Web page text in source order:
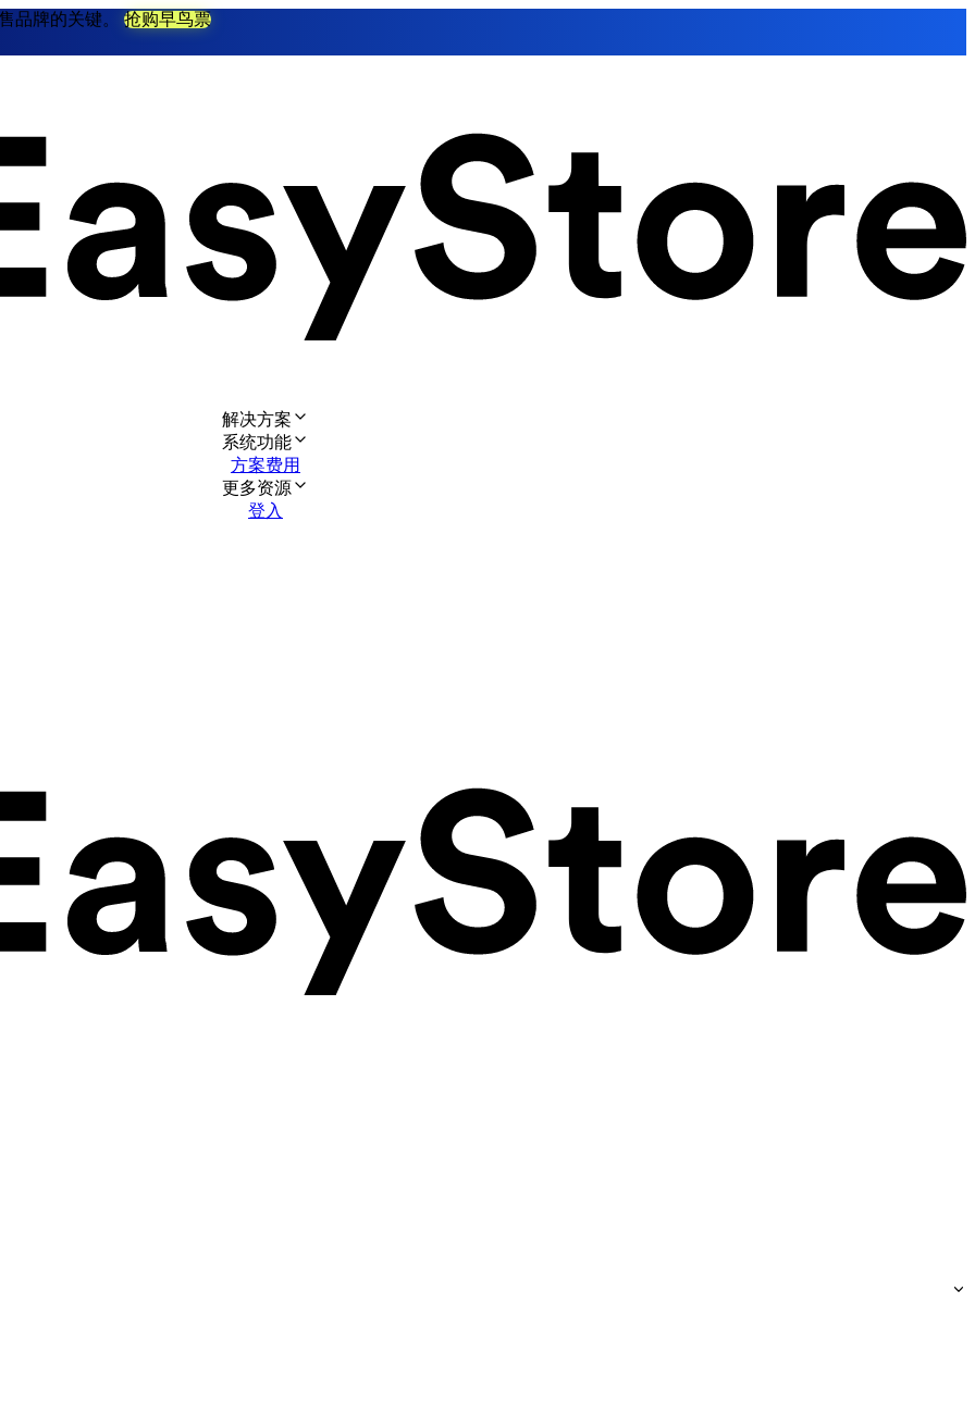
品牌的关键。 抢购早鸟票
解决方案
系统功能
方案费用
更多资源
登入